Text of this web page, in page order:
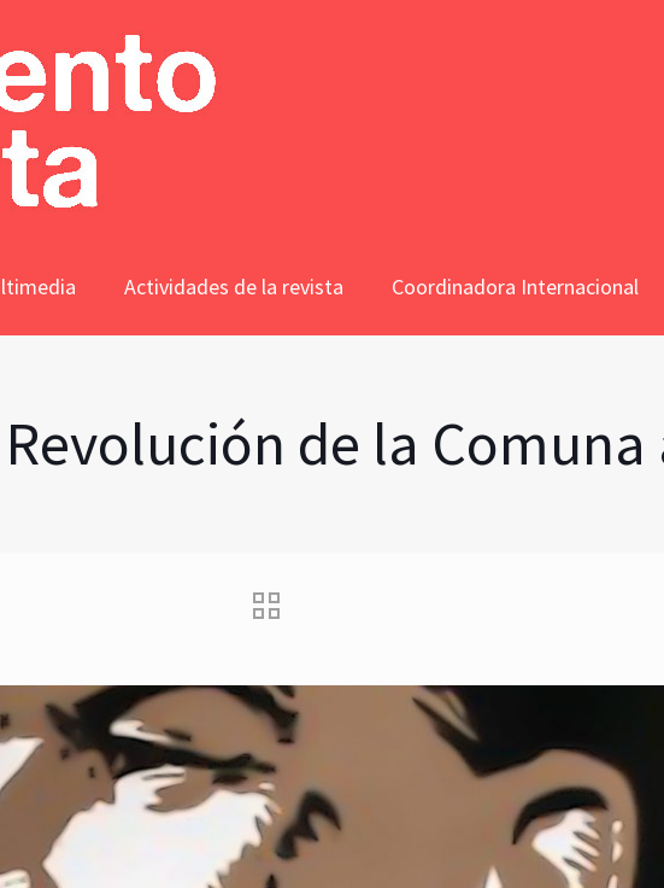
Actividades de la revista Coordinadora Internacional
de la